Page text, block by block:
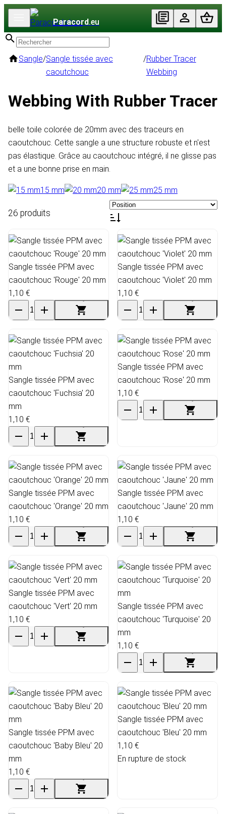
Paracord.eu
Sangle/Sangle tissée avec
caoutchouc
/Rubber Tracer
Webbing
Webbing With Rubber Tracer
belle toile colorée de 20mm avec des traceurs en
caoutchouc. Cette sangle a une structure robuste et n'est
pas élastique. Grâce au caoutchouc intégré, il ne glisse pas
et a une bonne prise en main.
15 mm 20 mm 25 mm
26 produits
Sangle tissée PPM avec
caoutchouc 'Rouge' 20 mm
1,10 €
Sangle tissée PPM avec
caoutchouc 'Violet' 20 mm
1,10 €
Sangle tissée PPM avec
caoutchouc 'Fuchsia' 20
mm
1,10 €
Sangle tissée PPM avec
caoutchouc 'Rose' 20 mm
1,10 €
Sangle tissée PPM avec
caoutchouc 'Orange' 20 mm
1,10 €
Sangle tissée PPM avec
caoutchouc 'Jaune' 20 mm
1,10 €
Sangle tissée PPM avec
caoutchouc 'Vert' 20 mm
1,10 €
Sangle tissée PPM avec
caoutchouc 'Turquoise' 20
mm
1,10 €
Sangle tissée PPM avec
caoutchouc 'Baby Bleu' 20
mm
1,10 €
Sangle tissée PPM avec
caoutchouc 'Bleu' 20 mm
1,10 €
En rupture de stock